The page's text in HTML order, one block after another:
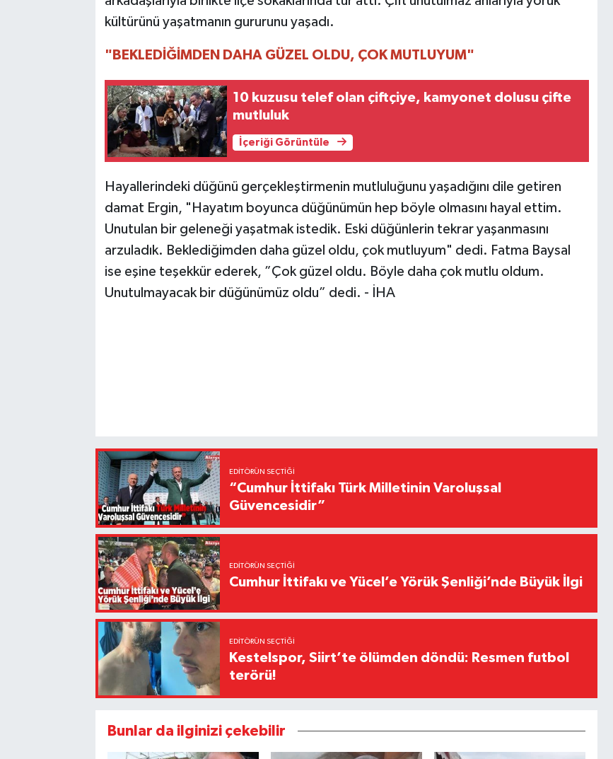
kültürünü yaşatmanın gururunu yaşadı.
"BEKLEDİĞİMDEN DAHA GÜZEL OLDU, ÇOK MUTLUYUM"
10 kuzusu telef olan çiftçiye, kamyonet dolusu çifte
mutluluk
İçeriği Görüntüle
Hayallerindeki düğünü gerçekleştirmenin mutluluğunu yaşadığını dile getiren
damat Ergin, "Hayatım boyunca düğünümün hep böyle olmasını hayal ettim.
Unutulan bir geleneği yaşatmak istedik. Eski düğünlerin tekrar yaşanmasını
arzuladık. Beklediğimden daha güzel oldu, çok mutluyum" dedi. Fatma Baysal
ise eşine teşekkür ederek, ”Çok güzel oldu. Böyle daha çok mutlu oldum.
Unutulmayacak bir düğünümüz oldu” dedi. - İHA
EDITÖRÜN SEÇTIĞI
“Cumhur İttifakı Türk Milletinin Varoluşsal
Güvencesidir”
EDITÖRÜN SEÇTIĞI
Cumhur İttifakı ve Yücel’e Yörük Şenliği’nde Büyük İlgi
EDITÖRÜN SEÇTIĞI
Kestelspor, Siirt’te ölümden döndü: Resmen futbol
terörü!
Bunlar da ilginizi çekebilir